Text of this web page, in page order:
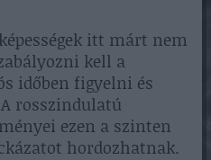
itt márt nem
kell a
időben figyelni és
rosszindulatú
ezen a szinten
hordozhatnak.